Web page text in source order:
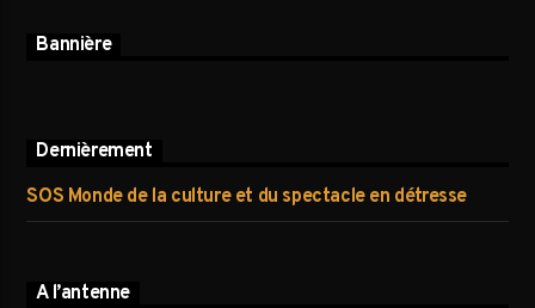
Bannière
Dernièrement
SOS Monde de la culture et du spectacle en détresse
A l’antenne